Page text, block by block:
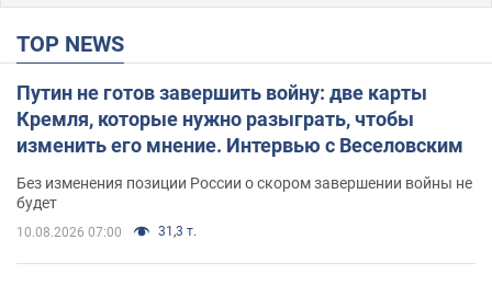
TOP NEWS
Путин не готов завершить войну: две карты
Кремля, которые нужно разыграть, чтобы
изменить его мнение. Интервью с Веселовским
Без изменения позиции России о скором завершении войны не
будет
10.08.2026 07:00 31,3 т.